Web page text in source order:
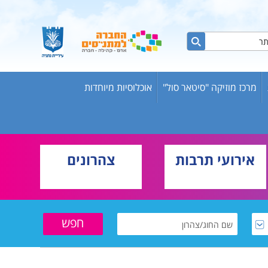
ברשת
מרכז מוזיקה "סיטאר סול" אוכלוסיות מיוחדות
אירועי תרבות צהרונים